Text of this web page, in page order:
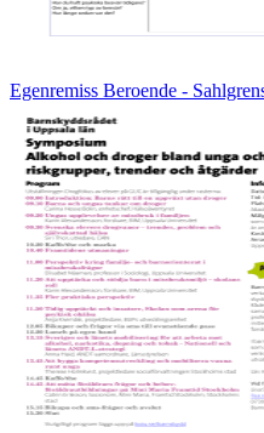
Egenremiss Beroende -